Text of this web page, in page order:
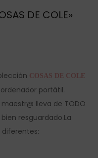
DE COLE»
COSAS DE COLE
portátil.
lleva de TODO
resguardado.La
diferentes: